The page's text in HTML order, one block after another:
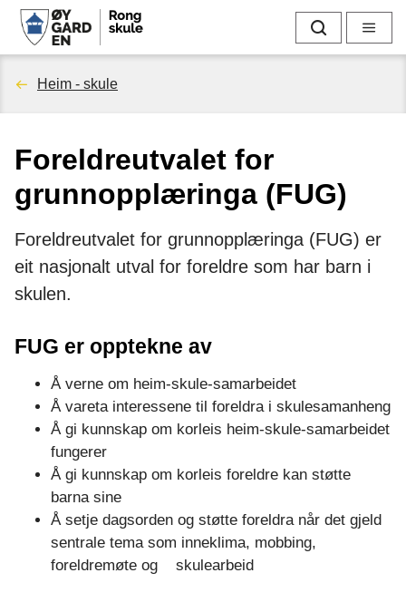
R
o
g
s
k
u
e
Søk Meny
Du
her:
Heim - skule
Foreldreutvalet for
grunnopplæringa (FUG)
Foreldreutvalet for grunnopplæringa (FUG) er
eit nasjonalt utval for foreldre som har barn i
skulen.
FUG er opptekne av
Å verne om heim-skule-samarbeidet
Å vareta interessene til foreldra i skulesamanheng
Å gi kunnskap om korleis heim-skule-samarbeidet
fungerer
Å gi kunnskap om korleis foreldre kan støtte
barna sine
Å setje dagsorden og støtte foreldra når det gjeld
sentrale tema som inneklima, mobbing,
foreldremøte og skulearbeid